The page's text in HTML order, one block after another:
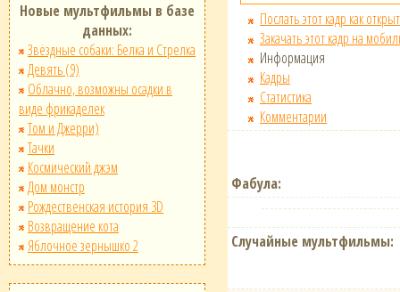
Новые мультфильмы в базе
данных:
Звёздные собаки: Белка и Стрелка
Девять (9)
Облачно, возможны осадки в
виде фрикаделек
Том и Джерри)
Тачки
Космический джэм
Дом монстр
Рождественская история 3D
Возвращение кота
Яблочное зернышко 2
Послать этот кадр как
Закачать этот кадр на
Информация
Кадры
Статистика
Комментарии
Фабула:
Случайные мультфильмы: